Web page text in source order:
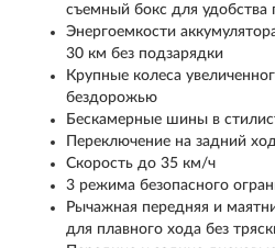
съемный бокс для удобства
Энергоемкости
30 км без подзарядки
Крупные колеса
бездорожью
Бескамерные шины в
Переключение на задний
Скорость до 35 км/ч
3 режима безопасного
Рычажная передняя и
для плавного хода без